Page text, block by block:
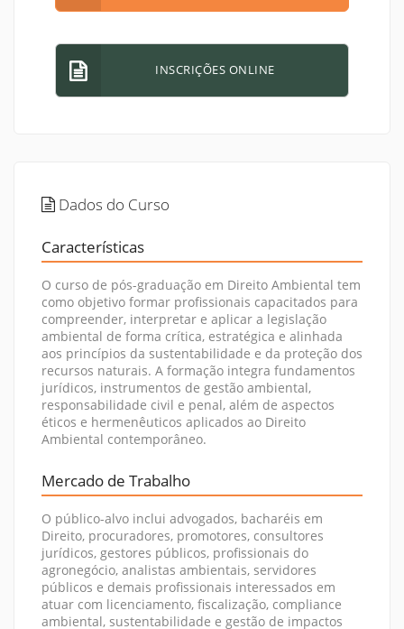
INSCRIÇÕES ONLINE
Dados do Curso
Características
O curso de pós-graduação em Direito Ambiental tem
como objetivo formar profissionais capacitados para
compreender, interpretar e aplicar a legislação
ambiental de forma crítica, estratégica e alinhada
aos princípios da sustentabilidade e da proteção dos
recursos naturais. A formação integra fundamentos
jurídicos, instrumentos de gestão ambiental,
responsabilidade civil e penal, além de aspectos
éticos e hermenêuticos aplicados ao Direito
Ambiental contemporâneo.
Mercado de Trabalho
O público-alvo inclui advogados, bacharéis em
Direito, procuradores, promotores, consultores
jurídicos, gestores públicos, profissionais do
agronegócio, analistas ambientais, servidores
públicos e demais profissionais interessados em
atuar com licenciamento, fiscalização, compliance
ambiental, sustentabilidade e gestão de impactos